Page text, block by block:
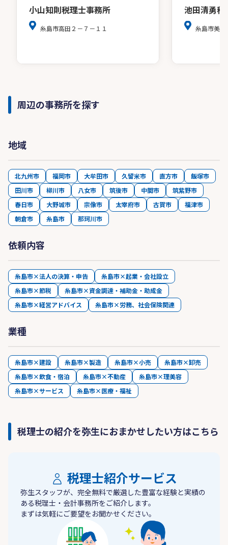
小山知則税理士事務所
糸島市高田２－７－１１
池田清勇税
糸島市美咲
周辺の事務所を探す
地域
北九州市 福岡市 大牟田市 久留米市 直方市
飯塚市
田川市
柳川市 八女市 筑後市 中間市
筑紫野市
春日市
大野城市 宗像市 太宰府市 古賀市
福津市
朝倉市
糸島市 那珂川市
依頼内容
糸島市×法人の決算・申告
糸島市×起業・会社設立
糸島市×節税
糸島市×資金調達・補助金・助成金
糸島市×経営アドバイス
糸島市×労務、社会保険関連
業種
糸島市×建設 糸島市×製造 糸島市×小売
糸島市×卸売
糸島市×飲食・宿泊
糸島市×不動産
糸島市×理美容
糸島市×サービス
糸島市×医療・福祉
税理士の紹介を弥生におまかせしたい方はこちら
税理士紹介サービス
弥生スタッフが、完全無料で厳選した豊富な経験と実績の
ある税理士・会計事務所をご紹介します。
まずは気軽にご要望をお聞かせください。